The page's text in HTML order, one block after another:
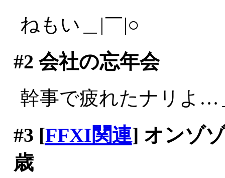
ねもい＿|￣|○
#2 会社の忘年会
幹事で疲れたナリよ…
#3 [FFXI関連] オンゾ
歳